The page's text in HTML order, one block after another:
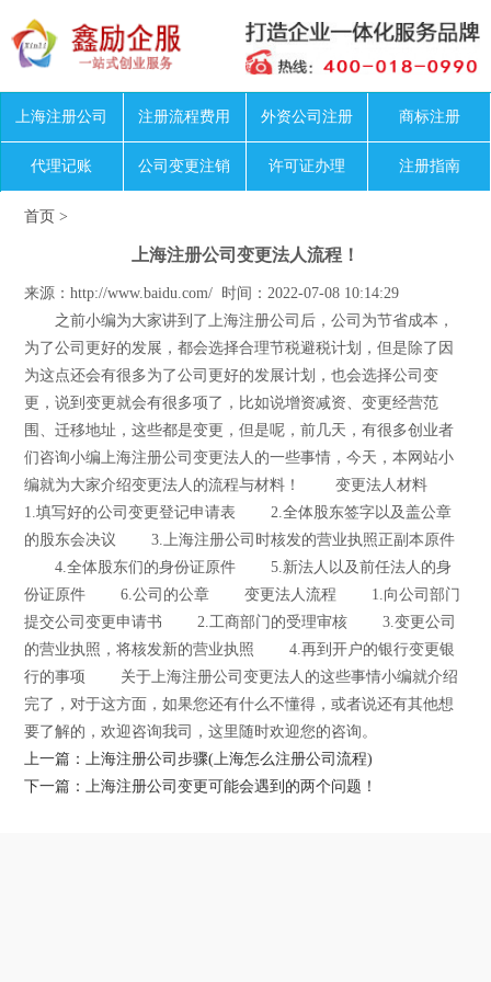
上海注册公司 注册流程费用 外资公司注册 商标注册
代理记账 公司变更注销 许可证办理 注册指南
首页 >
上海注册公司变更法人流程！
来源：http://www.baidu.com/ 时间：2022-07-08 10:14:29
之前小编为大家讲到了上海注册公司后，公司为节省成本，
为了公司更好的发展，都会选择合理节税避税计划，但是除了因
为这点还会有很多为了公司更好的发展计划，也会选择公司变
更，说到变更就会有很多项了，比如说增资减资、变更经营范
围、迁移地址，这些都是变更，但是呢，前几天，有很多创业者
们咨询小编上海注册公司变更法人的一些事情，今天，本网站小
编就为大家介绍变更法人的流程与材料！ 变更法人材料
1.填写好的公司变更登记申请表 2.全体股东签字以及盖公章
的股东会决议 3.上海注册公司时核发的营业执照正副本原件
4.全体股东们的身份证原件 5.新法人以及前任法人的身
份证原件 6.公司的公章 变更法人流程 1.向公司部门
提交公司变更申请书 2.工商部门的受理审核 3.变更公司
的营业执照，将核发新的营业执照 4.再到开户的银行变更银
行的事项 关于上海注册公司变更法人的这些事情小编就介绍
完了，对于这方面，如果您还有什么不懂得，或者说还有其他想
要了解的，欢迎咨询我司，这里随时欢迎您的咨询。
上一篇：上海注册公司步骤(上海怎么注册公司流程)
下一篇：上海注册公司变更可能会遇到的两个问题！